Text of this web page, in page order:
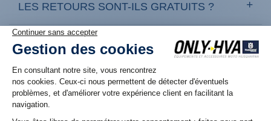
LES RETOURS SONT-ILS GRATUITS ?
COMMENT RETOURNER UN PRODUIT ?